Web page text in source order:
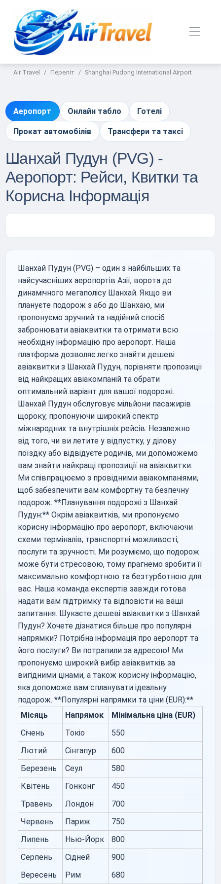
Air Travel Переліт Shanghai Pudong International Airport
Аеропорт Онлайн табло Готелі
Прокат автомобілів Трансфери та таксі
Шанхай Пудун (PVG) -
Аеропорт: Рейси, Квитки та
Корисна Інформація
Шанхай Пудун (PVG) – один з найбільших та
найсучасніших аеропортів Азії, ворота до
динамічного мегаполісу Шанхай. Якщо ви
плануєте подорож з або до Шанхаю, ми
пропонуємо зручний та надійний спосіб
забронювати авіаквитки та отримати всю
необхідну інформацію про аеропорт. Наша
платформа дозволяє легко знайти дешеві
авіаквитки з Шанхай Пудун, порівняти пропозиції
від найкращих авіакомпаній та обрати
оптимальний варіант для вашої подорожі.
Шанхай Пудун обслуговує мільйони пасажирів
щороку, пропонуючи широкий спектр
міжнародних та внутрішніх рейсів. Незалежно
від того, чи ви летите у відпустку, у ділову
поїздку або відвідуєте родичів, ми допоможемо
вам знайти найкращі пропозиції на авіаквитки.
Ми співпрацюємо з провідними авіакомпаніями,
щоб забезпечити вам комфортну та безпечну
подорож. **Планування подорожі з Шанхай
Пудун:** Окрім авіаквитків, ми пропонуємо
корисну інформацію про аеропорт, включаючи
схеми терміналів, транспортні можливості,
послуги та зручності. Ми розуміємо, що подорож
може бути стресовою, тому прагнемо зробити її
максимально комфортною та безтурботною для
вас. Наша команда експертів завжди готова
надати вам підтримку та відповісти на ваші
запитання. Шукаєте дешеві авіаквитки з Шанхай
Пудун? Хочете дізнатися більше про популярні
напрямки? Потрібна інформація про аеропорт та
його послуги? Ви потрапили за адресою! Ми
пропонуємо широкий вибір авіаквитків за
вигідними цінами, а також корисну інформацію,
яка допоможе вам спланувати ідеальну
подорож. **Популярні напрямки та ціни (EUR):**
Місяць
Напрямок
Мінімальна ціна (EUR)
Січень
Токіо
550
Лютий
Сінгапур
600
Березень
Сеул
580
Квітень
Гонконг
450
Травень
Лондон
700
Червень
Париж
750
Липень
Нью-Йорк
800
Серпень
Сідней
900
Вересень
Рим 680